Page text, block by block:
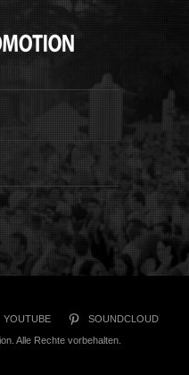
YOUTUBE
SOUNDCLOUD
Alle Rechte vorbehalten.